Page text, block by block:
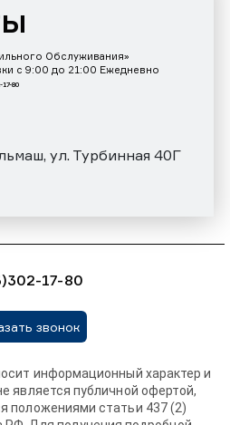
Обслуживания»
с 9:00 до 21:00 Ежедневно
80
ул. Турбинная 40Г
17-80
звонок
информационный характер и
является публичной офертой,
положениями статьи 437 (2)